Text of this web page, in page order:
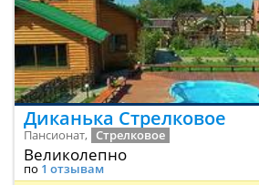
Диканька Стрелковое
Пансионат, Стрелковое
Великолепно
по 1 отзывам